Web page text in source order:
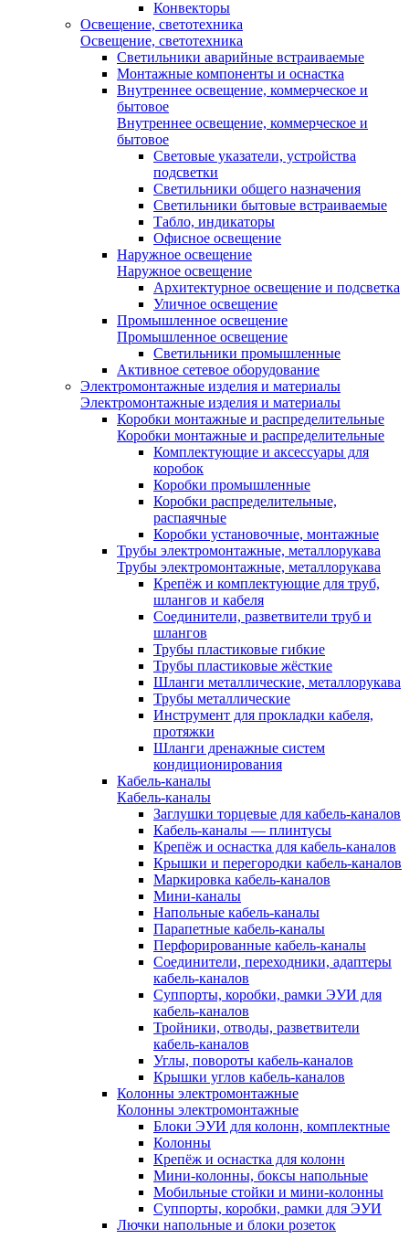
Конвекторы
Освещение, светотехника
Освещение, светотехника
Светильники аварийные встраиваемые
Монтажные компоненты и оснастка
Внутреннее освещение, коммерческое и
бытовое
Внутреннее освещение, коммерческое и
бытовое
Световые указатели, устройства
подсветки
Светильники общего назначения
Светильники бытовые встраиваемые
Табло, индикаторы
Офисное освещение
Наружное освещение
Наружное освещение
Архитектурное освещение и подсветка
Уличное освещение
Промышленное освещение
Промышленное освещение
Светильники промышленные
Активное сетевое оборудование
Электромонтажные изделия и материалы
Электромонтажные изделия и материалы
Коробки монтажные и распределительные
Коробки монтажные и распределительные
Комплектующие и аксессуары для
коробок
Коробки промышленные
Коробки распределительные,
распаячные
Коробки установочные, монтажные
Трубы электромонтажные, металлорукава
Трубы электромонтажные, металлорукава
Крепёж и комплектующие для труб,
шлангов и кабеля
Соединители, разветвители труб и
шлангов
Трубы пластиковые гибкие
Трубы пластиковые жёсткие
Шланги металлические, металлорукава
Трубы металлические
Инструмент для прокладки кабеля,
протяжки
Шланги дренажные систем
кондиционирования
Кабель-каналы
Кабель-каналы
Заглушки торцевые для кабель-каналов
Кабель-каналы — плинтусы
Крепёж и оснастка для кабель-каналов
Крышки и перегородки кабель-каналов
Маркировка кабель-каналов
Мини-каналы
Напольные кабель-каналы
Парапетные кабель-каналы
Перфорированные кабель-каналы
Соединители, переходники, адаптеры
кабель-каналов
Суппорты, коробки, рамки ЭУИ для
кабель-каналов
Тройники, отводы, разветвители
кабель-каналов
Углы, повороты кабель-каналов
Крышки углов кабель-каналов
Колонны электромонтажные
Колонны электромонтажные
Блоки ЭУИ для колонн, комплектные
Колонны
Крепёж и оснастка для колонн
Мини-колонны, боксы напольные
Мобильные стойки и мини-колонны
Суппорты, коробки, рамки для ЭУИ
Лючки напольные и блоки розеток